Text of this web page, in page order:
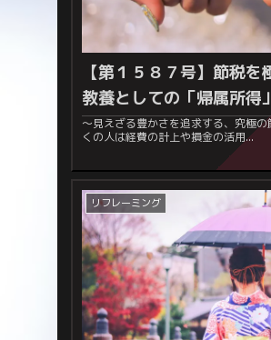
【第１５８７号】節税
教養としての「帰属所得」
～見えざる豊かさを追求する、究極の節税戦略～
くの人は経費の計上や損金の活用...
リフレーミング